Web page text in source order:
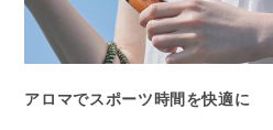
アロマでスポーツ時間を快適に